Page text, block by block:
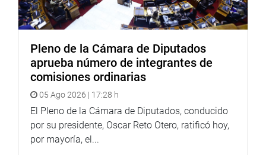
Pleno de la Cámara de Diputados
aprueba número de integrantes de
comisiones ordinarias
05 Ago 2026 | 17:28 h
El Pleno de la Cámara de Diputados, conducido
por su presidente, Oscar Reto Otero, ratificó hoy,
por mayoría, el...